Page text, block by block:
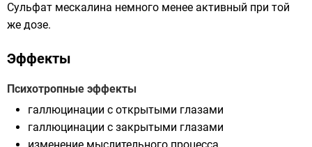
Сульфат мескалина немного менее активный при той
же дозе.
Эффекты
Психотропные эффекты
галлюцинации с открытыми глазами
галлюцинации с закрытыми глазами